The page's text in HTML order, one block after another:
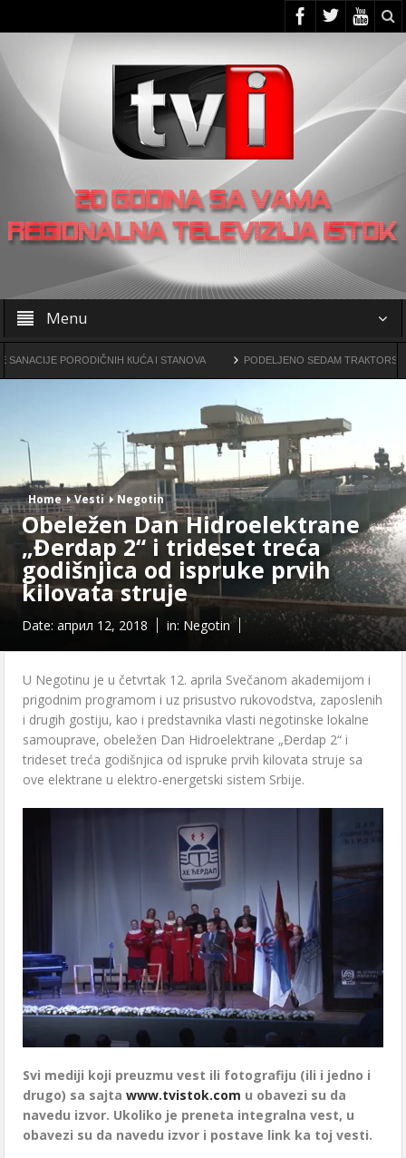
Menu
PORODIČNIH КUĆA I STANOVA PODELJENO SEDAM TRAКTORSКIH
Home Vesti Negotin
Obeležen Dan Hidroelektrane
„Đerdap 2“ i trideset treća
godišnjica od ispruke prvih
kilovata struje
Date:април 12, 2018 in: Negotin
U Negotinu je u četvrtak 12. aprila Svečanom akademijom i
prigodnim programom i uz prisustvo rukovodstva, zaposlenih
i drugih gostiju, kao i predstavnika vlasti negotinske lokalne
samouprave, obeležen Dan Hidroelektrane „Đerdap 2“ i
trideset treća godišnjica od ispruke prvih kilovata struje sa
ove elektrane u elektro-energetski sistem Srbije.
Svi mediji koji preuzmu vest ili fotografiju (ili i jedno i
drugo) sa sajtawww.tvistok.com u obavezi su da
navedu izvor. Ukoliko je preneta integralna vest, u
obavezi su da navedu izvor i postave link ka toj vesti.